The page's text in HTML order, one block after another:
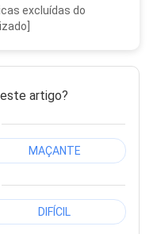
excluídas do
artigo?
MAÇANTE
DIFÍCIL